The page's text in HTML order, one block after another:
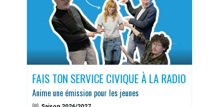
FAIS TON SERVICE CIVIQUE À LA RADIO
Anime une émission pour les jeunes